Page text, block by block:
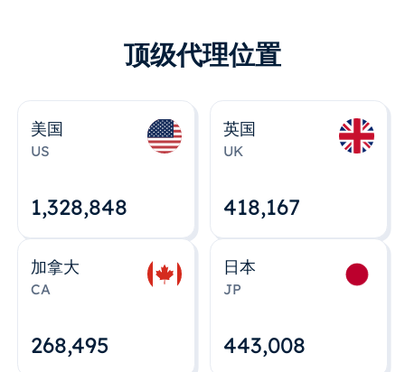
顶级代理位置
美国
US
1,328,848
英国
UK
418,167
加拿大
CA
268,495
日本
JP
443,008